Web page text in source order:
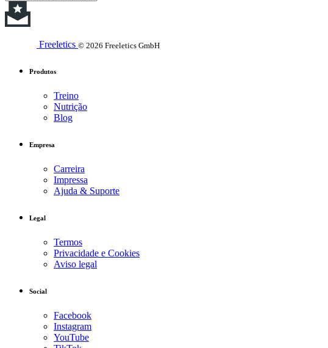
Freeletics © 2026 Freeletics GmbH
Produtos
Treino
Nutrição
Blog
Empresa
Carreira
Impressa
Ajuda & Suporte
Legal
Termos
Privacidade e Cookies
Aviso legal
Social
Facebook
Instagram
YouTube